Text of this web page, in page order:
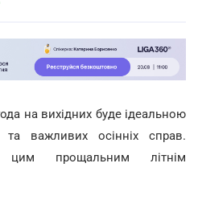
на вихідних буде ідеальною
важливих осінніх справ.
цим прощальним літнім